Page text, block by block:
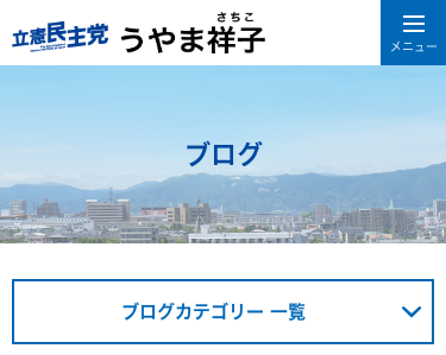
ブログ
ブログカテゴリー 一覧